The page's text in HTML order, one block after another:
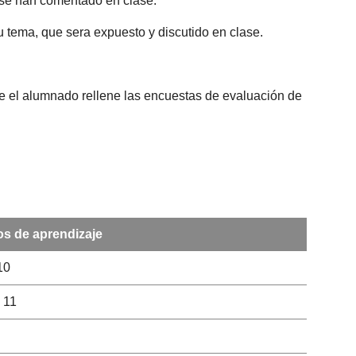
que sera expuesto y discutido en clase.
el alumnado rellene las encuestas de evaluación de
de aprendizaje
11